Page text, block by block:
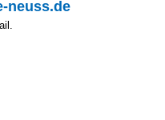
neuss.de